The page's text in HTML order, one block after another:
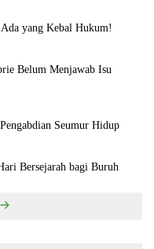
yang Kebal Hukum!
Belum Menjawab Isu
Seumur Hidup
Bersejarah bagi Buruh